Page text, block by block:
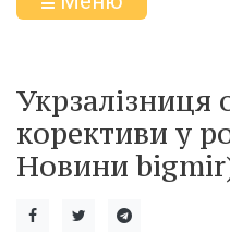
Укрзалізниця
корективи у
Новини